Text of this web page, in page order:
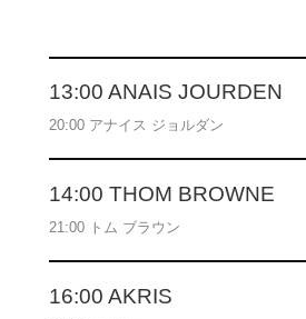
13:00 ANAIS JOURDEN
20:00 アナイス ジョルダン
14:00 THOM BROWNE
21:00 トム ブラウン
16:00 AKRIS